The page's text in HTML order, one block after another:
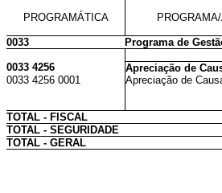
PROGRAMÁTICA
0033
Programa de
0033 4256
Apreciação de
0033 4256 0001
Apreciação de
TOTAL - FISCAL
TOTAL - SEGURIDADE
TOTAL - GERAL